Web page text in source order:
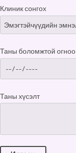
Клиник сонгох
Таны боломжтой огноо
Таны хүсэлт